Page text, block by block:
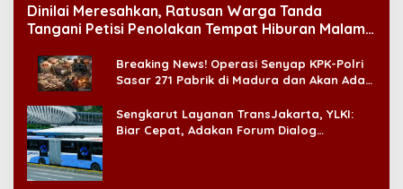
Dinilai Meresahkan, Ratusan Warga Tanda
Tangani Petisi Penolakan Tempat Hiburan Malam
Breaking News! Operasi Senyap KPK-Polri
Sasar 271 Pabrik di Madura dan Akan Ada
Sengkarut Layanan TransJakarta, YLKI:
Biar Cepat, Adakan Forum Dialog